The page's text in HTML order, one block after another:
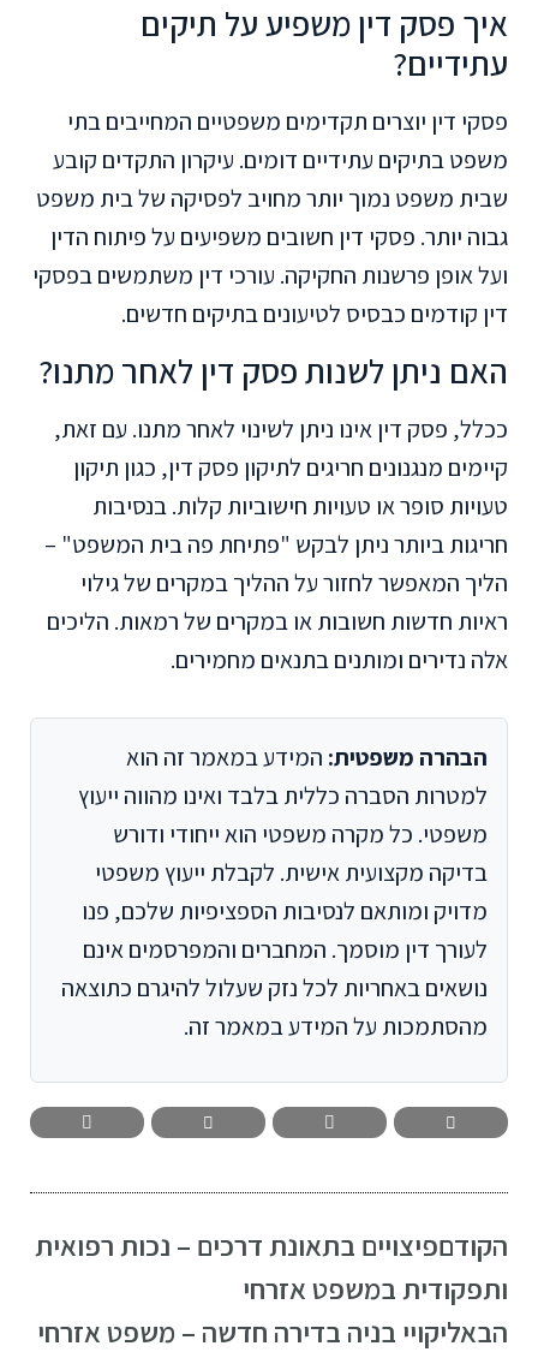
איך פסק דין משפיע על תיקים
עתידיים?
פסקי דין יוצרים תקדימים משפטיים המחייבים בתי
משפט בתיקים עתידיים דומים. עיקרון התקדים קובע
שבית משפט נמוך יותר מחויב לפסיקה של בית משפט
גבוה יותר. פסקי דין חשובים משפיעים על פיתוח הדין
ועל אופן פרשנות החקיקה. עורכי דין משתמשים בפסקי
דין קודמים כבסיס לטיעונים בתיקים חדשים.
האם ניתן לשנות פסק דין לאחר מתנו?
ככלל, פסק דין אינו ניתן לשינוי לאחר מתנו. עם זאת,
קיימים מנגנונים חריגים לתיקון פסק דין, כגון תיקון
טעויות סופר או טעויות חישוביות קלות. בנסיבות
חריגות ביותר ניתן לבקש "פתיחת פה בית המשפט" –
הליך המאפשר לחזור על ההליך במקרים של גילוי
ראיות חדשות חשובות או במקרים של רמאות. הליכים
אלה נדירים ומותנים בתנאים מחמירים.
הבהרה משפטית: המידע במאמר זה הוא
למטרות הסברה כללית בלבד ואינו מהווה ייעוץ
משפטי. כל מקרה משפטי הוא ייחודי ודורש
בדיקה מקצועית אישית. לקבלת ייעוץ משפטי
מדויק ומותאם לנסיבות הספציפיות שלכם, פנו
לעורך דין מוסמך. המחברים והמפרסמים אינם
נושאים באחריות לכל נזק שעלול להיגרם כתוצאה
מהסתמכות על המידע במאמר זה.
הקודםפיצויים בתאונת דרכים – נכות רפואית
ותפקודית במשפט אזרחי
הבאליקויי בניה בדירה חדשה – משפט אזרחי